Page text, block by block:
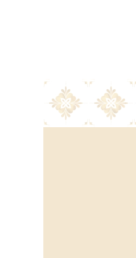
remind us of our wonderful trip to
Seville. Highly recommend this